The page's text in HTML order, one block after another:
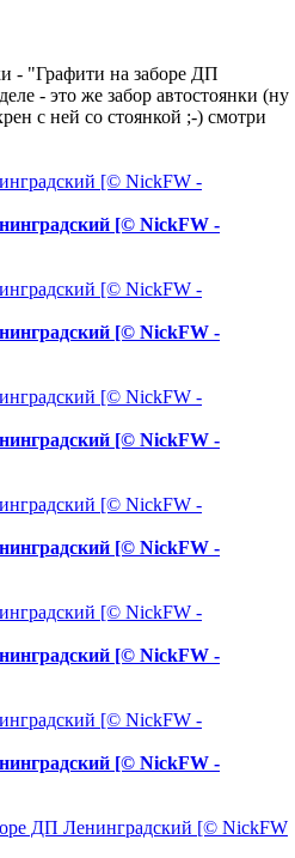
- "Графити на заборе ДП
- это же забор автостоянки (ну
с ней со стоянкой ;-) смотри
[© NickFW -
[© NickFW -
[© NickFW -
[© NickFW -
[© NickFW -
[© NickFW -